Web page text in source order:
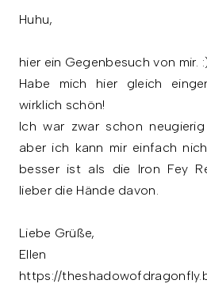
Huhu,
hier ein Gegenbesuch von mir.
Habe mich hier gleich
wirklich schön!
Ich war zwar schon
aber ich kann mir einfach
besser ist als die Iron Fey
lieber die Hände davon.
Liebe Grüße,
Ellen
https://